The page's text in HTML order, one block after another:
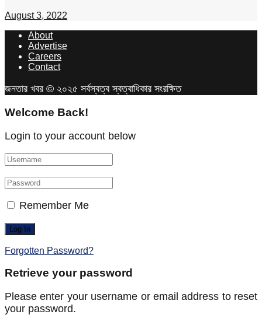
August 3, 2022
About
Advertise
Careers
Contact
জনতার খবর © ২০২৫ সর্বস্বত্ব স্বত্বাধিকার সংরক্ষিত
Welcome Back!
Login to your account below
Remember Me
Forgotten Password?
Retrieve your password
Please enter your username or email address to reset
your password.